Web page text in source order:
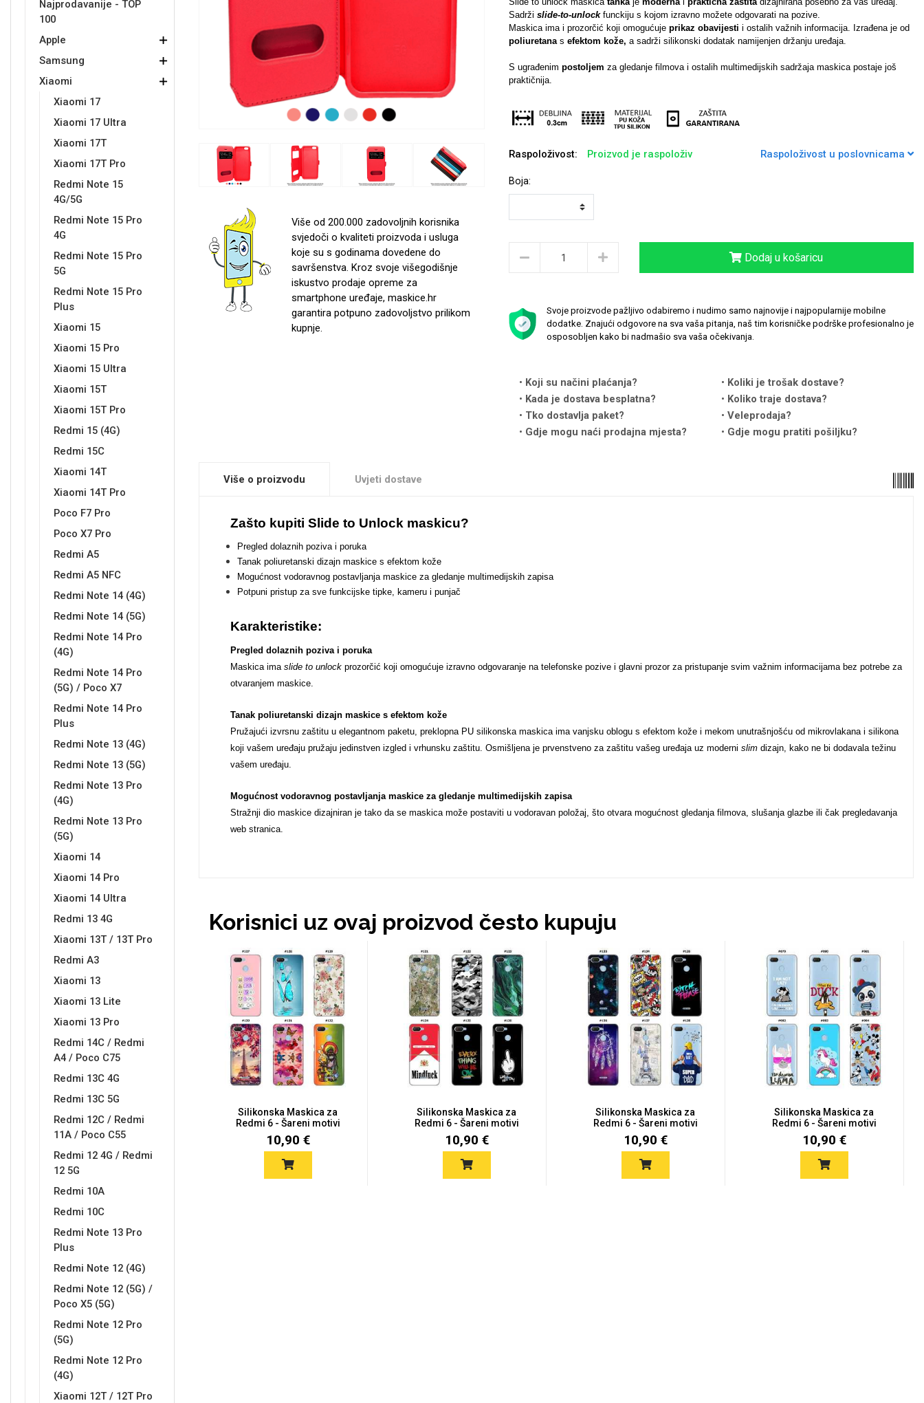
Najprodavanije - TOP
100
Apple
Samsung
Xiaomi
Xiaomi 17
Xiaomi 17 Ultra
Xiaomi 17T
Xiaomi 17T Pro
Redmi Note 15
4G/5G
Redmi Note 15 Pro
4G
Redmi Note 15 Pro
5G
Redmi Note 15 Pro
Plus
Xiaomi 15
Xiaomi 15 Pro
Xiaomi 15 Ultra
Xiaomi 15T
Xiaomi 15T Pro
Redmi 15 (4G)
Redmi 15C
Xiaomi 14T
Xiaomi 14T Pro
Poco F7 Pro
Poco X7 Pro
Redmi A5
Redmi A5 NFC
Redmi Note 14 (4G)
Redmi Note 14 (5G)
Redmi Note 14 Pro
(4G)
Redmi Note 14 Pro
(5G) / Poco X7
Redmi Note 14 Pro
Plus
Redmi Note 13 (4G)
Redmi Note 13 (5G)
Redmi Note 13 Pro
(4G)
Redmi Note 13 Pro
(5G)
Xiaomi 14
Xiaomi 14 Pro
Xiaomi 14 Ultra
Redmi 13 4G
Xiaomi 13T / 13T Pro
Redmi A3
Xiaomi 13
Xiaomi 13 Lite
Xiaomi 13 Pro
Redmi 14C / Redmi
A4 / Poco C75
Redmi 13C 4G
Redmi 13C 5G
Redmi 12C / Redmi
11A / Poco C55
Redmi 12 4G / Redmi
12 5G
Redmi 10A
Redmi 10C
Redmi Note 13 Pro
Plus
Redmi Note 12 (4G)
Redmi Note 12 (5G) /
Poco X5 (5G)
Redmi Note 12 Pro
(5G)
Redmi Note 12 Pro
(4G)
Xiaomi 12T / 12T Pro
Više od 200.000 zadovoljnih korisnika
svjedoči o kvaliteti proizvoda i usluga
koje su s godinama dovedene do
savršenstva. Kroz svoje višegodišnje
iskustvo prodaje opreme za
smartphone uređaje, maskice.hr
garantira potpuno zadovoljstvo prilikom
kupnje.
Sadrži slide-to-unlockfunckiju s kojom izravno možete odgovarati na pozive.
Maskica ima i prozorčić koji omogućuje prikaz obavijesti i ostalih važnih informacija. Izrađena je od
poliuretanas efektom kože, a sadrži silikonski dodatak namijenjen držanju uređaja.
S ugrađenim postoljem za gledanje filmova i ostalih multimedijskih sadržaja maskica postaje još
praktičnija.
Raspoloživost: Proizvod je raspoloživ Raspoloživost u poslovnicama
Boja:
Dodaj u košaricu
Svoje proizvode pažljivo odabiremo i nudimo samo najnovije i najpopularnije mobilne
dodatke. Znajući odgovore na sva vaša pitanja, naš tim korisničke podrške profesionalno je
osposobljen kako bi nadmašio sva vaša očekivanja.
Koji su načini plaćanja?
Koliki je trošak dostave?
Kada je dostava besplatna?
Koliko traje dostava?
Tko dostavlja paket?
Veleprodaja?
Gdje mogu naći prodajna mjesta?
Gdje mogu pratiti pošiljku?
Više o proizvodu Uvjeti dostave
Zašto kupiti Slide to Unlock maskicu?
Pregled dolaznih poziva i poruka
Tanak poliuretanski dizajn maskice s efektom kože
Mogućnost vodoravnog postavljanja maskice za gledanje multimedijskih zapisa
Potpuni pristup za sve funkcijske tipke, kameru i punjač
Karakteristike:
Pregled dolaznih poziva i poruka
Maskica ima slide to unlockprozorčić koji omogućuje izravno odgovaranje na telefonske pozive i glavni prozor za pristupanje svim važnim informacijama bez potrebe za
otvaranjem maskice.
Tanak poliuretanski dizajn maskice s efektom kože
Pružajući izvrsnu zaštitu u elegantnom paketu, preklopna PU silikonska maskica ima vanjsku oblogu s efektom kože i mekom unutrašnjošću od mikrovlakana i silikona
koji vašem uređaju pružaju jedinstven izgled i vrhunsku zaštitu. Osmišljena je prvenstveno za zaštitu vašeg uređaja uz moderni slimdizajn, kako ne bi dodavala težinu
vašem uređaju.
Mogućnost vodoravnog postavljanja maskice za gledanje multimedijskih zapisa
Stražnji dio maskice dizajniran je tako da se maskica može postaviti u vodoravan položaj, što otvara mogućnost gledanja filmova, slušanja glazbe ili čak pregledavanja
web stranica.
Korisnici uz ovaj proizvod često kupuju
Silikonska Maskica za
Redmi 6 - Šareni motivi
10,90 €
Silikonska Maskica za
Redmi 6 - Šareni motivi
10,90 €
Silikonska Maskica za
Redmi 6 - Šareni motivi
10,90 €
Silikonska Maskica za
Redmi 6 - Šareni motivi
10,90 €
Babe Šaljivi motivi
Croatos Najprodavanije - TOP 100
Gym Unicorn kolekcija
Sleng
Životinjsko carstvo Takeoff
Valentinovo
Love motivi
Quotes Collection Cirkus
Zodiac Halloween
Doodles Apstraktni motivi
Monogrami Dječji motivi
Za njega
Svijet životinja
Samsung Xiaomi
Punjači za mobitel Spigen maskice
Univerzalno kaljeno staklo
Univerzalne futrole i
maskice
Samsung Huawei
Sony LCD Tablet
Držači za romobil Držači za ruku
Ostali držači
USB kablovi HDMI kabel
AUX kablovi Adapteri za mobitel
FM Transmitteri HI-FI linije